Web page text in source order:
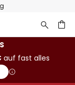
auf fast alles